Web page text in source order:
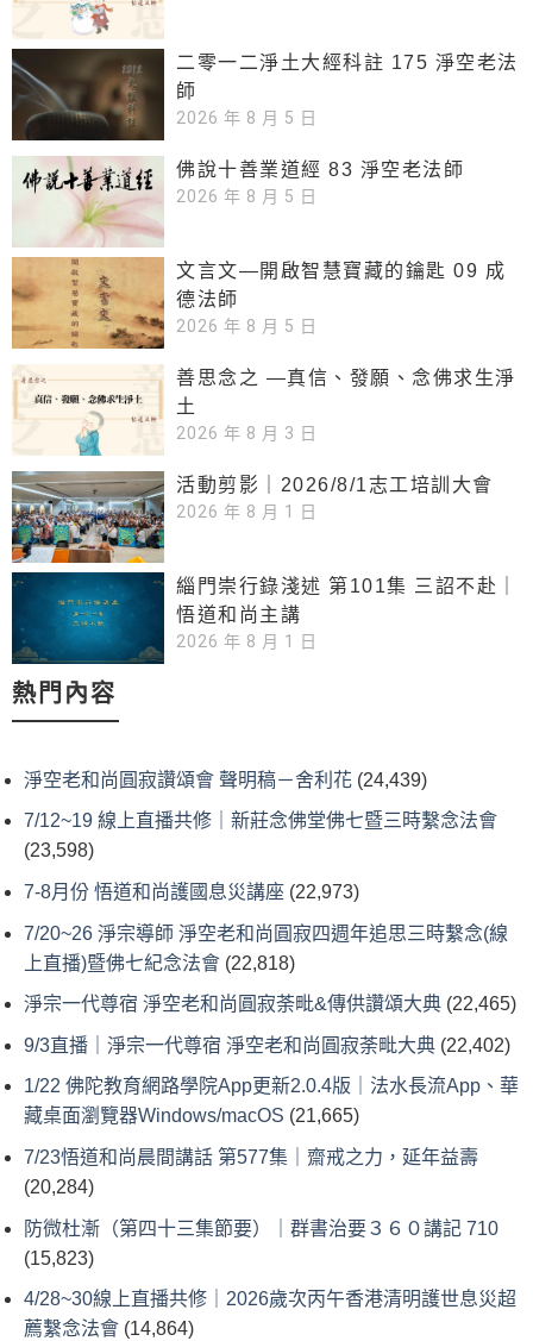
二零一二淨土大經科註 175 淨空老法
師
2026 年 8 月 5 日
佛說十善業道經 83 淨空老法師
2026 年 8 月 5 日
文言文—開啟智慧寶藏的鑰匙 09 成
德法師
2026 年 8 月 5 日
善思念之 —真信、發願、念佛求生淨
土
2026 年 8 月 3 日
活動剪影｜2026/8/1志工培訓大會
2026 年 8 月 1 日
緇門崇行錄淺述 第101集 三詔不赴｜
悟道和尚主講
2026 年 8 月 1 日
熱門內容
淨空老和尚圓寂讚頌會 聲明稿－舍利花 (24,439)
7/12~19 線上直播共修｜新莊念佛堂佛七暨三時繫念法會
(23,598)
7-8月份 悟道和尚護國息災講座 (22,973)
7/20~26 淨宗導師 淨空老和尚圓寂四週年追思三時繫念(線
上直播)暨佛七紀念法會 (22,818)
淨宗一代尊宿 淨空老和尚圓寂荼毗&傳供讚頌大典 (22,465)
9/3直播｜淨宗一代尊宿 淨空老和尚圓寂荼毗大典 (22,402)
1/22 佛陀教育網路學院App更新2.0.4版｜法水長流App、華
藏桌面瀏覽器Windows/macOS (21,665)
7/23悟道和尚晨間講話 第577集｜齋戒之力，延年益壽
(20,284)
防微杜漸（第四十三集節要）｜群書治要３６０講記 710
(15,823)
4/28~30線上直播共修｜2026歲次丙午香港清明護世息災超
薦繫念法會 (14,864)